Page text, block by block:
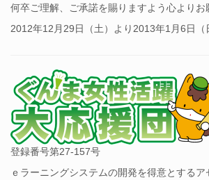
何卒ご理解、ご承諾を賜りますよう心よりお
2012年12月29日（土）より2013年1月6日（
登録番号第27-157号
ｅラーニングシステムの開発を得意とする